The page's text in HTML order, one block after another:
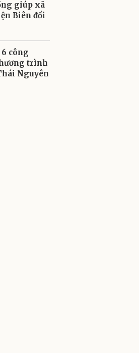
giúp xã
Biên đổi
công
trình
Nguyên